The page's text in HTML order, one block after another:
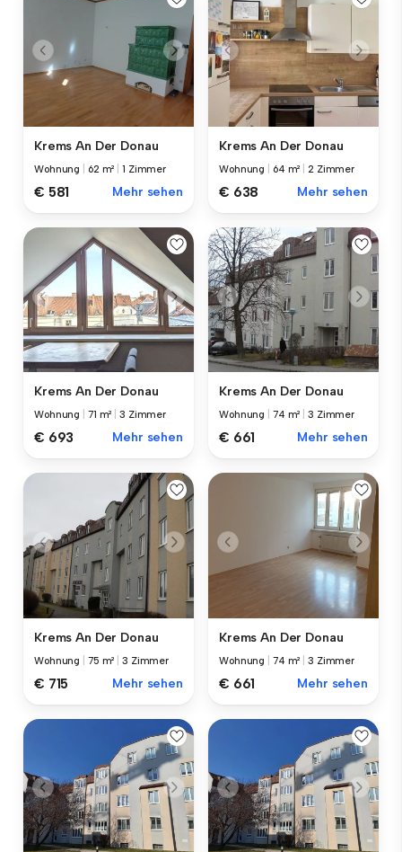
Krems An Der Donau
Wohnung 62 m² |1 Zimmer
€ 581 Mehr sehen
Krems An Der Donau
Wohnung 64 m² |2 Zimmer
€ 638 Mehr sehen
Krems An Der Donau
Wohnung 71 m² |3 Zimmer
€ 693 Mehr sehen
Krems An Der Donau
Wohnung 74 m² |3 Zimmer
€ 661 Mehr sehen
Krems An Der Donau
Wohnung 75 m² |3 Zimmer
€ 715 Mehr sehen
Krems An Der Donau
Wohnung 74 m² |3 Zimmer
€ 661 Mehr sehen